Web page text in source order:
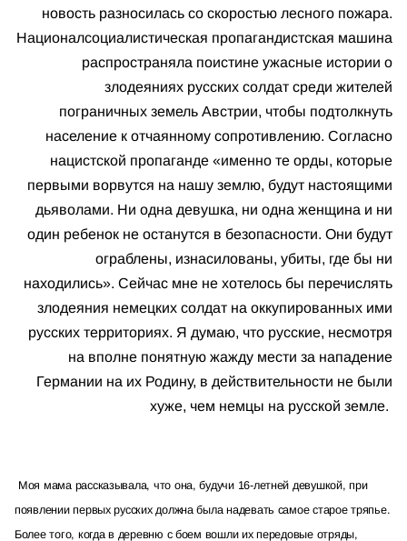
новость разносилась со скоростью лесного пожара.
Национал­социалистическая пропагандистская машина
распространяла поистине ужасные истории о
злодеяниях русских солдат среди жителей
пограничных земель Австрии, чтобы подтолкнуть
население к отчаянному сопротивлению. Согласно
нацистской пропаганде «именно те орды, которые
первыми ворвутся на нашу землю, будут настоящими
дьяволами. Ни одна девушка, ни одна женщина и ни
один ребенок не останутся в безопасности. Они будут
ограблены, изнасилованы, убиты, где бы ни
находились». Сейчас мне не хотелось бы перечислять
злодеяния немецких солдат на оккупированных ими
русских территориях. Я думаю, что русские, несмотря
на вполне понятную жажду мести за нападение
Германии на их Родину, в действительности не были
хуже, чем немцы на русской земле.
Моя мама рассказывала, что она, будучи 16-летней девушкой, при
появлении первых русских должна была надевать самое старое тряпье.
Более того, когда в деревню с боем вошли их передовые отряды,